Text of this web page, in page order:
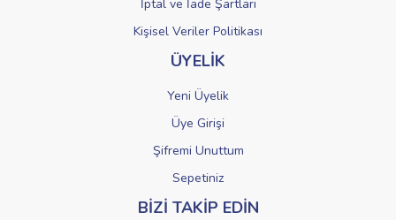
İptal ve İade Şartları
Kişisel Veriler Politikası
ÜYELİK
Yeni Üyelik
Üye Girişi
Şifremi Unuttum
Sepetiniz
BİZİ TAKİP EDİN